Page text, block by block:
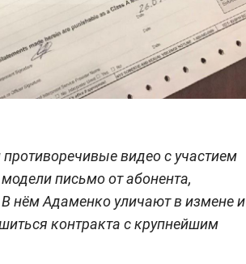
видео с участием
письмо от абонента,
нём Адаменко уличают в измене и
контракта с крупнейшим